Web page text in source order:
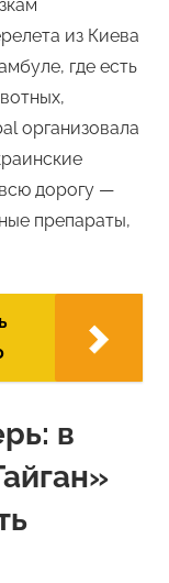
из Киева
где есть
организовала
дорогу —
препараты,
в